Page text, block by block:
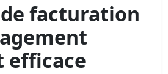
facturation
efficace